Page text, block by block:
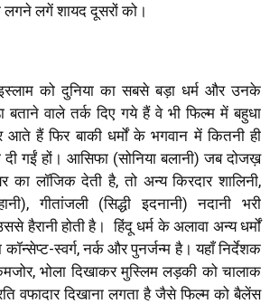
लगने लगें शायद दूसरों को।
को दुनिया का सबसे बड़ा धर्म और उनके
बताने वाले तर्क दिए गये हैं वे भी फिल्म में बहुधा
हैं फिर बाकी धर्मों के भगवान में कितनी ही
दी गईं हों। आसिफा (सोनिया बलानी) जब दोजख़
लॉजिक देती है, तो अन्य किरदार शालिनी,
गीतांजली (सिद्धी इदनानी) नदानी भरी
हैरानी होती है। हिंदू धर्म के अलावा अन्य धर्मों
स्वर्ग, नर्क और पुनर्जन्म है। यहाँ निर्देशक
भोला दिखाकर मुस्लिम लड़की को चालाक
वफादार दिखाना लगता है जैसे फिल्म को बैलेंस